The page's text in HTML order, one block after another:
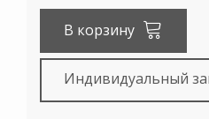
В корзину
Индивидуальный